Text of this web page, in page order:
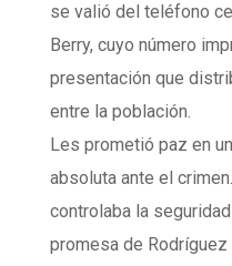
se valió del teléfono
Berry, cuyo número
presentación que
entre la población.
Les prometió paz en
absoluta ante el
controlaba la
promesa de